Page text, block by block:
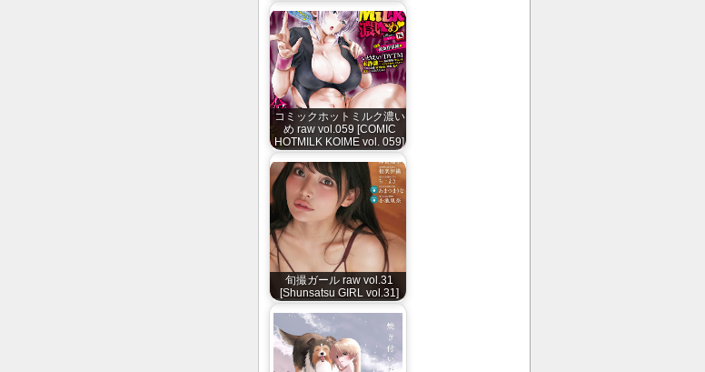
コミックホットミルク濃い
め raw vol.059 [COMIC
HOTMILK KOIME vol. 059]
旬撮ガール raw vol.31
[Shunsatsu GIRL vol.31]